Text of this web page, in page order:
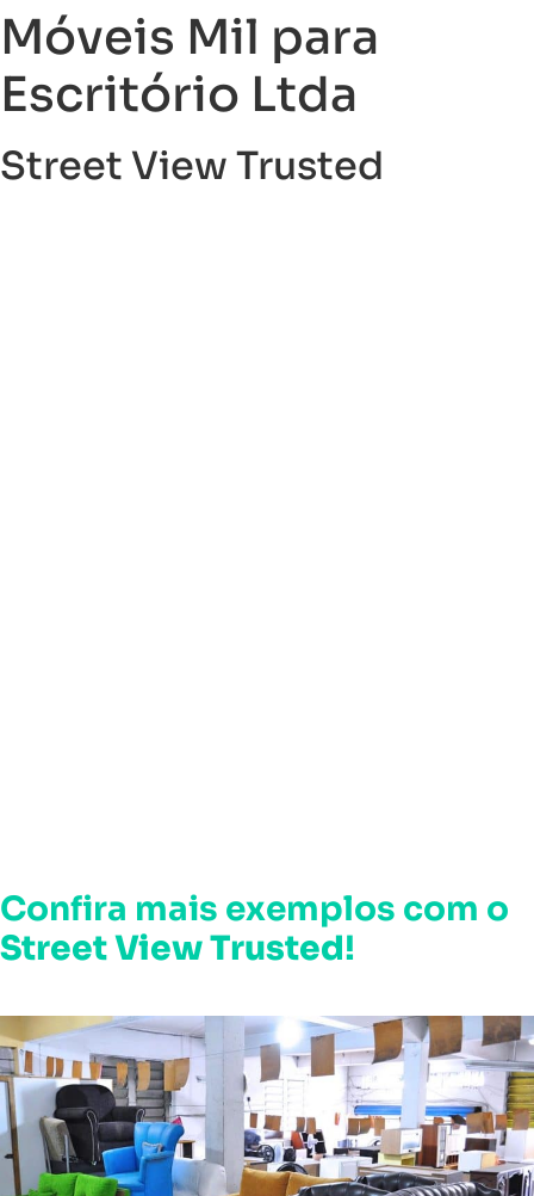
Móveis Mil para
Escritório Ltda
Street View Trusted
Confira mais exemplos com o
Street View Trusted!